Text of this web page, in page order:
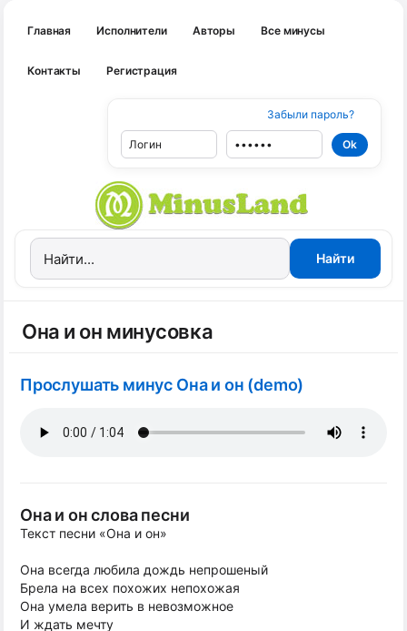
Главная Исполнители Авторы Все минусы
Контакты Регистрация
Забыли пароль?
Она и он минусовка
Прослушать минус Она и он (demo)
Она и он слова песни
Текст песни «Она и он»
Она всегда любила дождь непрошеный
Брела на всех похожих непохожая
Она умела верить в невозможное
И ждать мечту